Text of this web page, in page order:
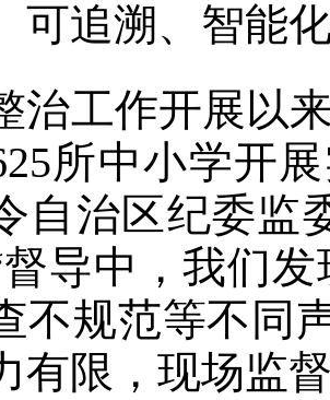
可追溯、智能
作开展以来
所中小学开
自治区纪委监
导中，我们
不规范等不同
有限，现场监